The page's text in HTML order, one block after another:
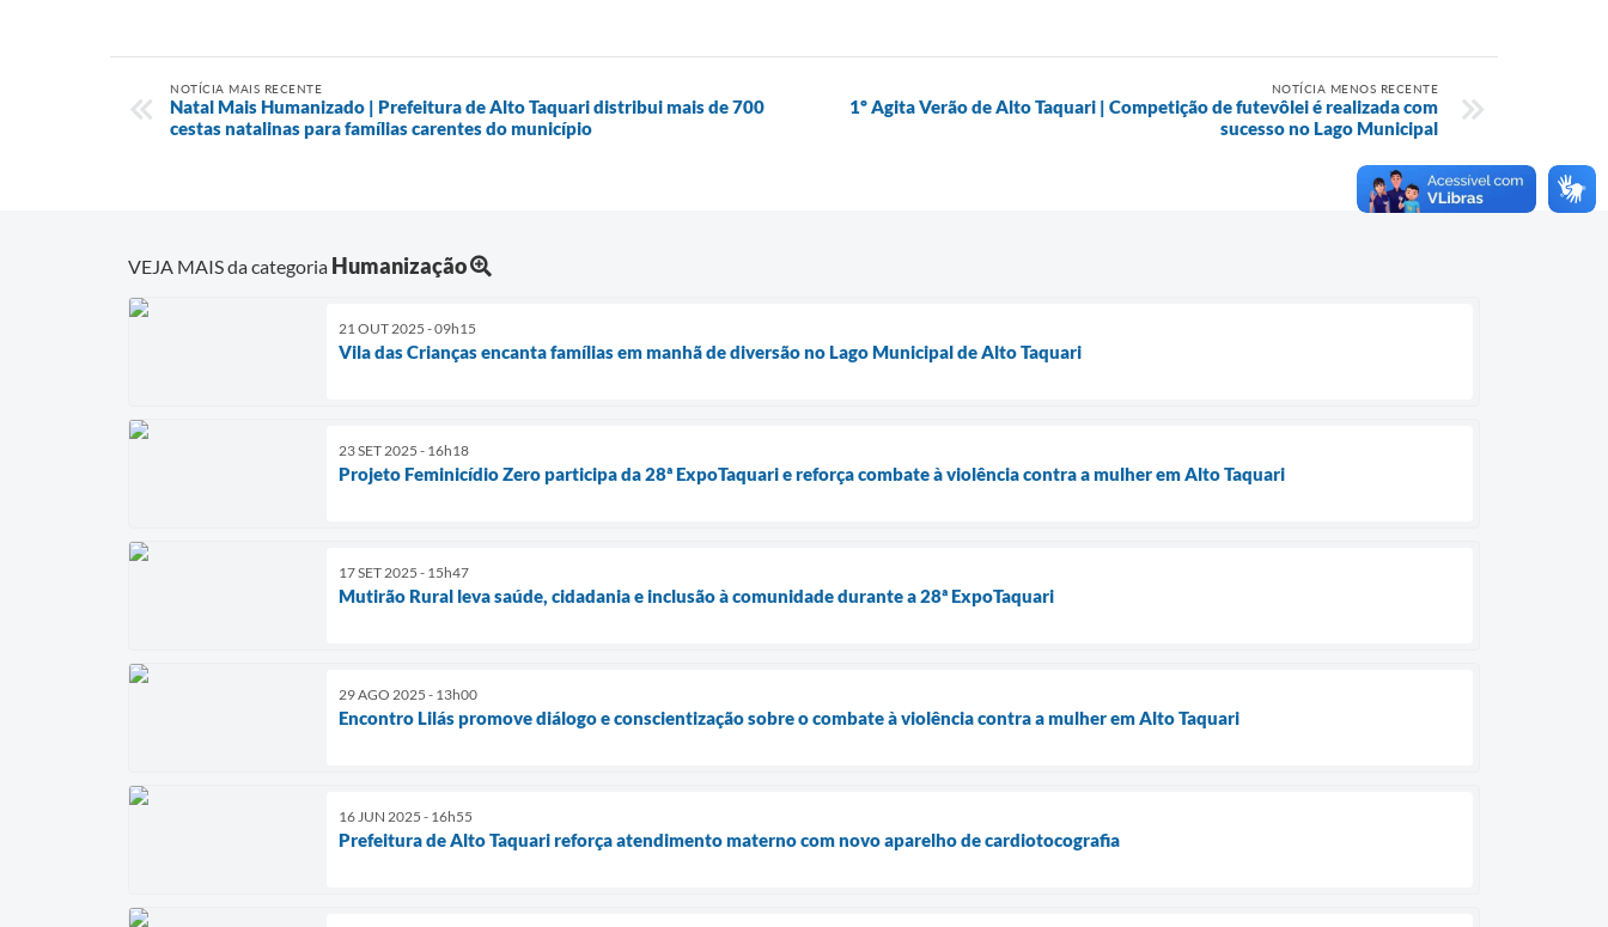
NOTÍCIA MAIS RECENTE
Natal Mais Humanizado | Prefeitura de Alto Taquari distribui mais de 700
cestas natalinas para famílias carentes do município
NOTÍCIA MENOS RECENTE
1º Agita Verão de Alto Taquari | Competição de futevôlei é realizada com
sucesso no Lago Municipal
VEJA MAIS da categoria Humanização
21 OUT 2025 - 09h15
Vila das Crianças encanta famílias em manhã de diversão no Lago Municipal de Alto Taquari
23 SET 2025 - 16h18
Projeto Feminicídio Zero participa da 28ª ExpoTaquari e reforça combate à violência contra a mulher em Alto Taquari
17 SET 2025 - 15h47
Mutirão Rural leva saúde, cidadania e inclusão à comunidade durante a 28ª ExpoTaquari
29 AGO 2025 - 13h00
Encontro Lilás promove diálogo e conscientização sobre o combate à violência contra a mulher em Alto Taquari
16 JUN 2025 - 16h55
Prefeitura de Alto Taquari reforça atendimento materno com novo aparelho de cardiotocografia